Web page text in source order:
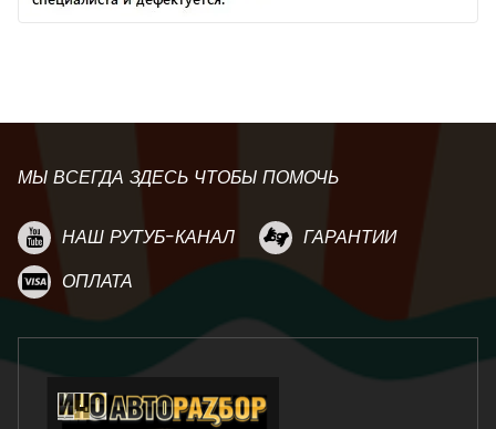
МЫ ВСЕГДА ЗДЕСЬ ЧТОБЫ ПОМОЧЬ
НАШ РУТУБ-КАНАЛ
ГАРАНТИИ
ОПЛАТА